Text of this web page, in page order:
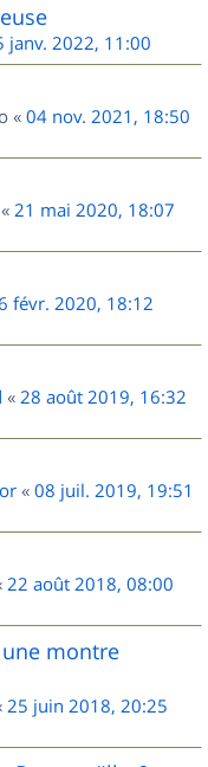
janv. 2022, 11:00
« 04 nov. 2021, 18:50
« 21 mai 2020, 18:07
févr. 2020, 18:12
« 28 août 2019, 16:32
« 08 juil. 2019, 19:51
22 août 2018, 08:00
une montre
25 juin 2018, 20:25